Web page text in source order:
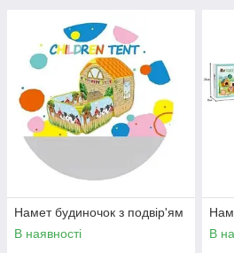
Намет будиночок з подвір'ям
В наявності
В